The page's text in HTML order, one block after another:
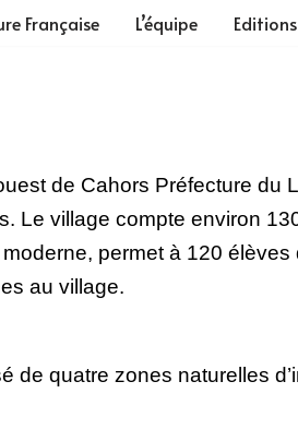
Française L’équipe Editions
de Cahors Préfecture du
village compte environ
permet à 120
au village.
quatre zones naturelles